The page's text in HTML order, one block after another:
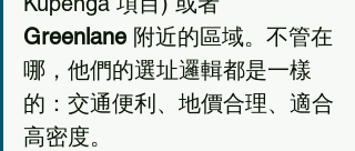
Greenlane 附近的區域。不管在
哪，他們的選址邏輯都是一樣
的：交通便利、地價合理、適合
高密度。